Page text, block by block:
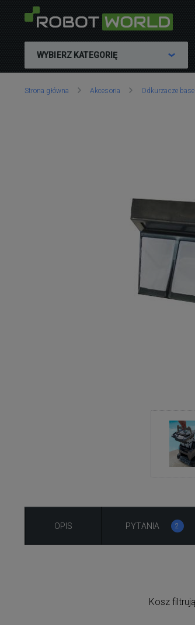
WYBIERZ KATEGORIĘ
Znajdujesz
Strona główna Akcesoria Odkurzacze
OPIS PYTANIA 2
Kosz